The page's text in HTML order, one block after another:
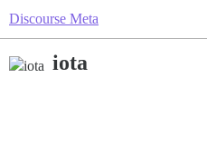
Discourse Meta
iota